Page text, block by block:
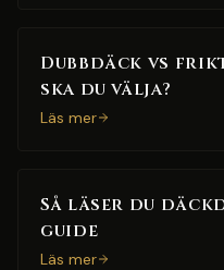
Dubbdäck vs
ska du välja?
Läs mer
Så läser du
guide
Läs mer